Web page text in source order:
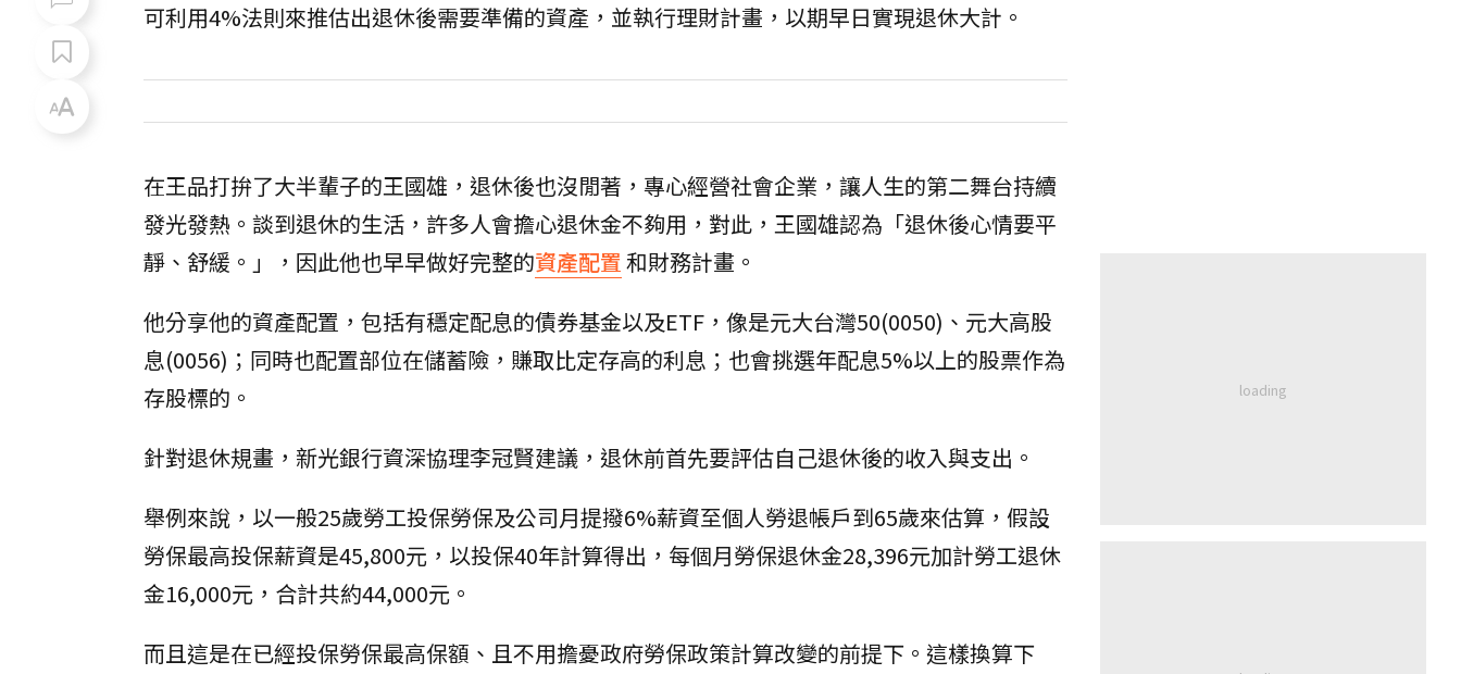
可利用4%法則來推估出退休後需要準備的資產，並執行理財計畫，以期早日實現退休大計。
在王品打拚了大半輩子的王國雄，退休後也沒閒著，專心經營社會企業，讓人生的第二舞台持續
發光發熱。談到退休的生活，許多人會擔心退休金不夠用，對此，王國雄認為「退休後心情要平
靜、舒緩。」，因此他也早早做好完整的資產配置和財務計畫。
他分享他的資產配置，包括有穩定配息的債券基金以及ETF，像是元大台灣50(0050)、元大高股
息(0056)；同時也配置部位在儲蓄險，賺取比定存高的利息；也會挑選年配息5%以上的股票作為
存股標的。
針對退休規畫，新光銀行資深協理李冠賢建議，退休前首先要評估自己退休後的收入與支出。
舉例來說，以一般25歲勞工投保勞保及公司月提撥6%薪資至個人勞退帳戶到65歲來估算，假設
勞保最高投保薪資是45,800元，以投保40年計算得出，每個月勞保退休金28,396元加計勞工退休
金16,000元，合計共約44,000元。
而且這是在已經投保勞保最高保額、且不用擔憂政府勞保政策計算改變的前提下。這樣換算下